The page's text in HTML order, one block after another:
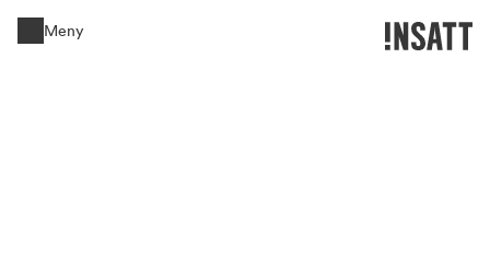
Meny Stäng